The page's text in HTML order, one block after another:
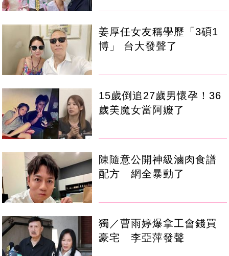
姜厚任女友稱學歷「3碩1
博」 台大發聲了
15歲倒追27歲男懷孕！36
歲美魔女當阿嬤了
陳隨意公開神級滷肉食譜
配方 網全暴動了
獨／曹雨婷爆拿工會錢買
豪宅 李亞萍發聲